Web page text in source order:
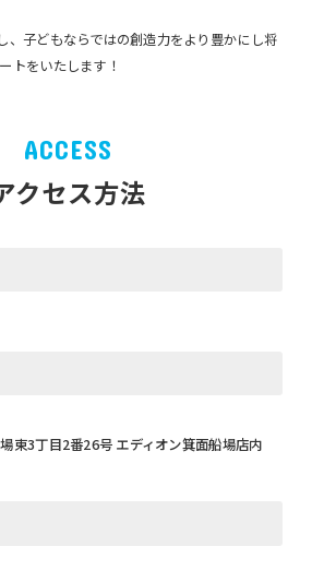
、子どもならではの創造力をより豊かにし将
トをいたします！
ACCESS
クセス方法
東3丁目2番26号 エディオン箕面船場店内